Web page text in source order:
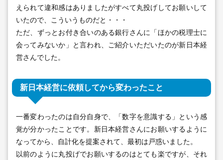
えられて違和感はありましたがすべて丸投げしてお願いして
いたので、こういうものだと・・・
ただ、ずっとお付き合いのある銀行さんに「ほかの税理士に
会ってみないか」と言われ、ご紹介いただいたのが新日本経
営さんでした。
新日本経営に依頼してから変わったこと
一番変わったのは自分自身で、「数字を意識する」という感
覚が分かったことです。新日本経営さんにお願いするように
なってから、自計化を提案されて、最初は戸惑いました。
以前のように丸投げでお願いするのはとても楽ですが、それ